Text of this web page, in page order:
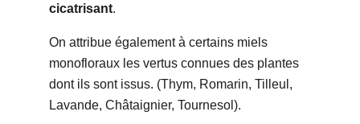
cicatrisant.
On attribue également à certains miels
monofloraux les vertus connues des plantes
dont ils sont issus. (Thym, Romarin, Tilleul,
Lavande, Châtaignier, Tournesol).